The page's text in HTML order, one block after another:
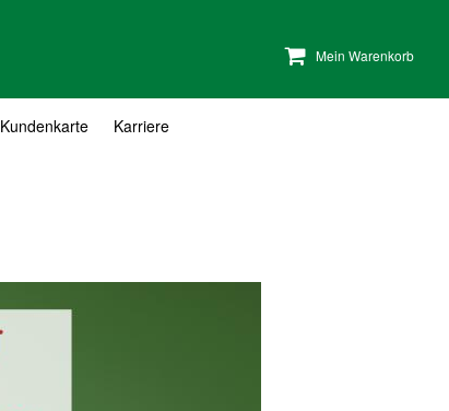
Mein Warenkorb
Kundenkarte Karriere